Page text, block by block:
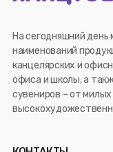
На сегодняшний
наименований
канцелярских и
офиса и школы, а
сувениров – от